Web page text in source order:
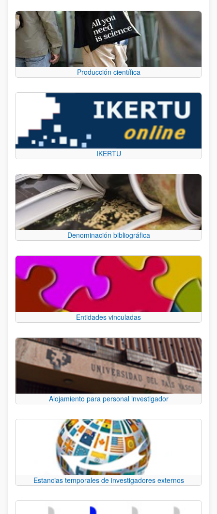
Producción científica
IKERTU
Denominación bibliográfica
Entidades vinculadas
Alojamiento para personal investigador
Estancias temporales de investigadores externos